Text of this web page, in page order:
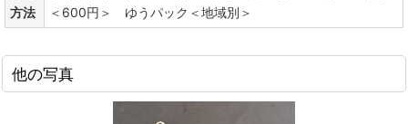
方法
＜600円＞ ゆうパック＜地域別＞
他の写真